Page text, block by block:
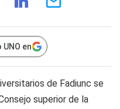
en
de Fadiunc se
superior de la